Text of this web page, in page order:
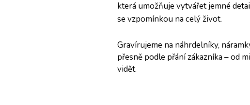
která umožňuje vytvářet jemné
se vzpomínkou na celý život.
Gravírujeme na náhrdelníky,
přesně podle přání zákazníka – od
vidět.